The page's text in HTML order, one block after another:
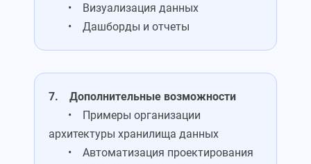
• Визуализация данных
• Дашборды и отчеты
7. Дополнительные возможности
• Примеры организации
архитектуры хранилища данных
• Автоматизация проектирования